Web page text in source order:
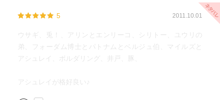
5 2011.10.01
ウサギ、兎！、アリンとエンリーコ、シリトー、ユウリの
弟、フォーダム博士とパトナムとベルジュ伯、マイルズと
アシュレイ、ボルダリング、井戸、豚、
アシュレイが格好良い♪